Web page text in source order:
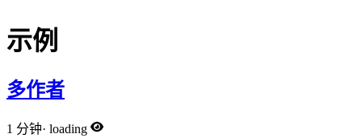
示例
多作者
1 分钟· loading